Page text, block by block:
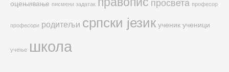
оцењивање писмени задатак просвета професор
професори родитељи српски језик ученик ученици
учење школа